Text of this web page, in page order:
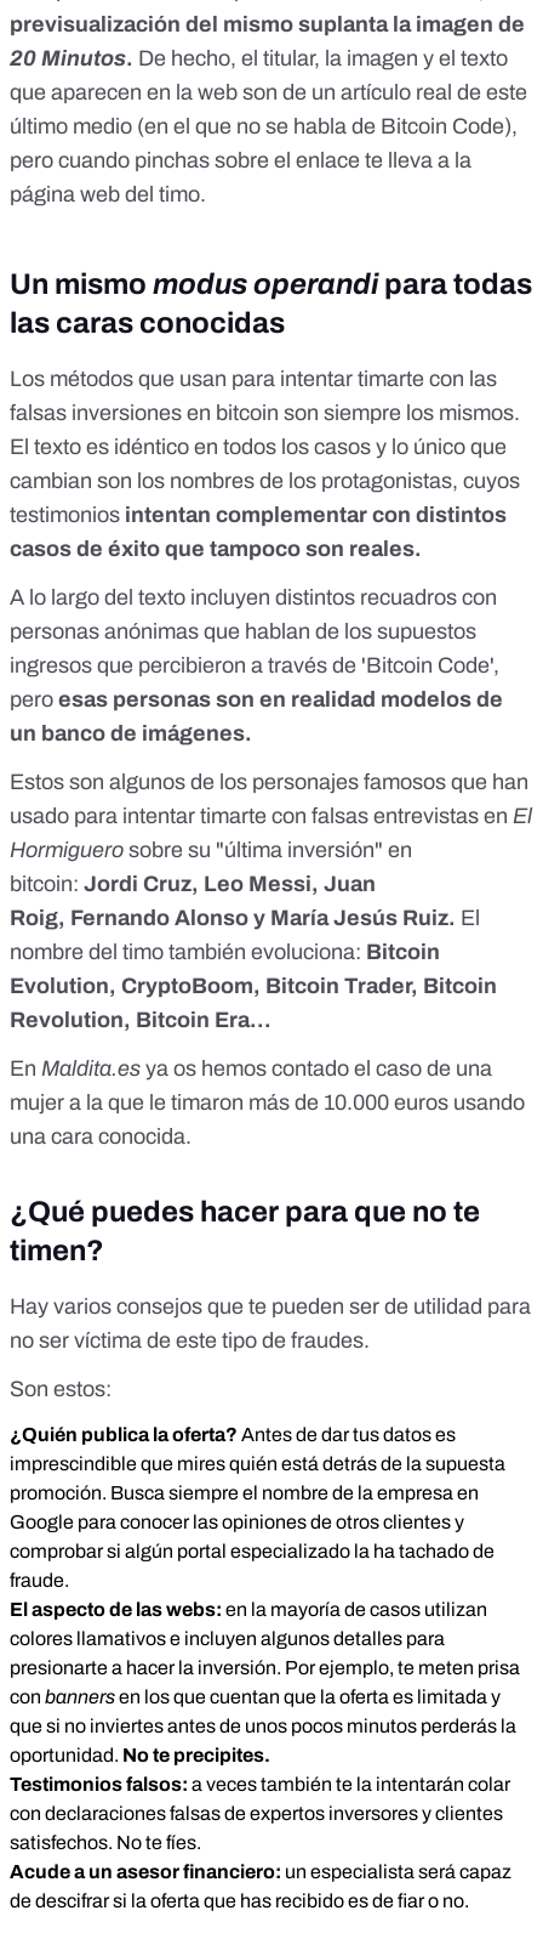
previsualización del mismo suplanta la imagen de
20 Minutos. De hecho, el titular, la imagen y el texto
que aparecen en la web son de un artículo real de este
último medio (en el que no se habla de Bitcoin Code),
pero cuando pinchas sobre el enlace te lleva a la
página web del timo.
Un mismo modus operandipara todas
las caras conocidas
Los métodos que usan para intentar timarte con las
falsas inversiones en bitcoin son siempre los mismos.
El texto es idéntico en todos los casos y lo único que
cambian son los nombres de los protagonistas, cuyos
testimonios intentan complementar con distintos
casos de éxito que tampoco son reales.
A lo largo del texto incluyen distintos recuadros con
personas anónimas que hablan de los supuestos
ingresos que percibieron a través de 'Bitcoin Code',
pero esas personas son en realidad modelos de
un banco de imágenes.
Estos son algunos de los personajes famosos que han
usado para intentar timarte con falsas entrevistas en El
Hormiguero sobre su "última inversión" en
bitcoin: Jordi Cruz, Leo Messi, Juan
Roig, Fernando Alonso y María Jesús Ruiz. El
nombre del timo también evoluciona: Bitcoin
Evolution, CryptoBoom, Bitcoin Trader, Bitcoin
Revolution, Bitcoin Era...
En Maldita.es ya os hemos contado el caso de una
mujer a la que le timaron más de 10.000 euros usando
una cara conocida.
¿Qué puedes hacer para que no te
timen?
Hay varios consejos que te pueden ser de utilidad para
no ser víctima de este tipo de fraudes.
Son estos:
¿Quién publica la oferta? Antes de dar tus datos es
imprescindible que mires quién está detrás de la supuesta
promoción. Busca siempre el nombre de la empresa en
Google para conocer las opiniones de otros clientes y
comprobar si algún portal especializado la ha tachado de
fraude.
El aspecto de las webs: en la mayoría de casos utilizan
colores llamativos e incluyen algunos detalles para
presionarte a hacer la inversión. Por ejemplo, te meten prisa
con bannersen los que cuentan que la oferta es limitada y
que si no inviertes antes de unos pocos minutos perderás la
oportunidad. No te precipites.
Testimonios falsos: a veces también te la intentarán colar
con declaraciones falsas de expertos inversores y clientes
satisfechos. No te fíes.
Acude a un asesor financiero: un especialista será capaz
de descifrar si la oferta que has recibido es de fiar o no.